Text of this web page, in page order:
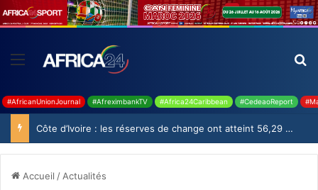
#AfricanUnionJournal #AfreximbankTV #Africa24Caribbean #CedeaoReport
Côte d’Ivoire : les réserves de change ont atteint 56,29 milliards USD en juillet
Accueil / Actualités